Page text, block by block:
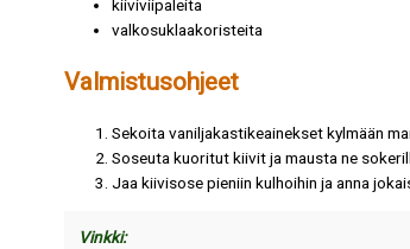
kiiviviipaleita
valkosuklaakoristeita
Valmistusohjeet
Sekoita vaniljakastikeainekset kylmään
Soseuta kuoritut kiivit ja mausta ne
Jaa kiivisose pieniin kulhoihin ja anna
Vinkki: